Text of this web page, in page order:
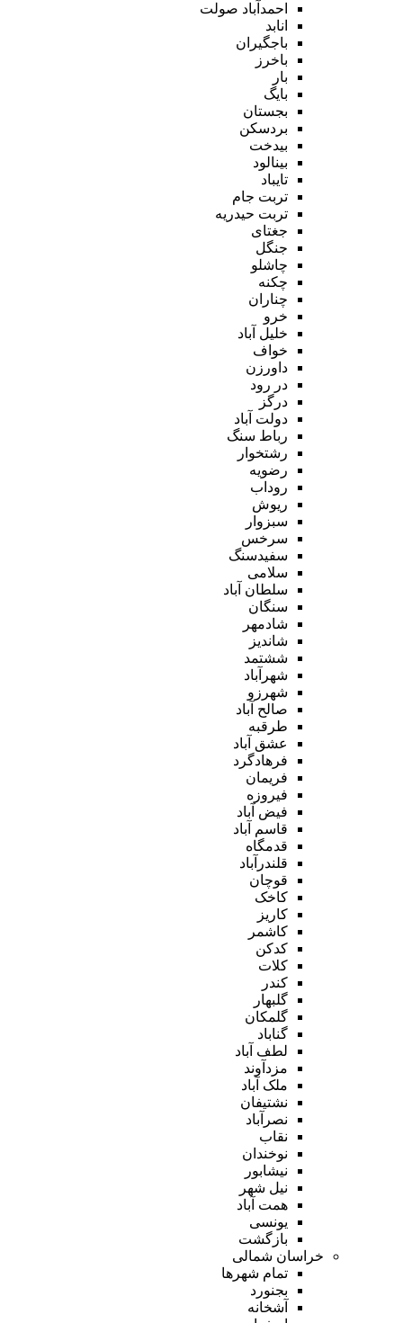
احمدآباد صولت
انابد
باجگیران
باخرز
بار
بایگ
بجستان
بردسکن
بیدخت
بینالود
تایباد
تربت جام
تربت حیدریه
جغتای
جنگل
چاشلو
چکنه
چناران
خرو
خلیل آباد
خواف
داورزن
در رود
درگز
دولت آباد
رباط سنگ
رشتخوار
رضویه
روداب
ریوش
سبزوار
سرخس
سفیدسنگ
سلامی
سلطان آباد
سنگان
شادمهر
شاندیز
ششتمد
شهرآباد
شهرزو
صالح آباد
طرقبه
عشق آباد
فرهادگرد
فریمان
فیروزه
فیض آباد
قاسم آباد
قدمگاه
قلندرآباد
قوچان
کاخک
کاریز
کاشمر
کدکن
کلات
کندر
گلبهار
گلمکان
گناباد
لطف آباد
مزدآوند
ملک آباد
نشتیفان
نصرآباد
نقاب
نوخندان
نیشابور
نیل شهر
همت آباد
یونسی
بازگشت
خراسان شمالی
تمام شهر‌ها
بجنورد
آشخانه